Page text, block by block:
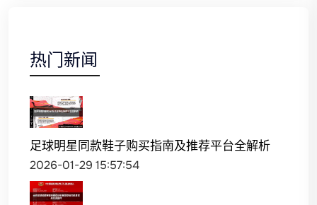
热门新闻
足球明星同款鞋子购买指南及推荐平台全解析
2026-01-29 15:57:54